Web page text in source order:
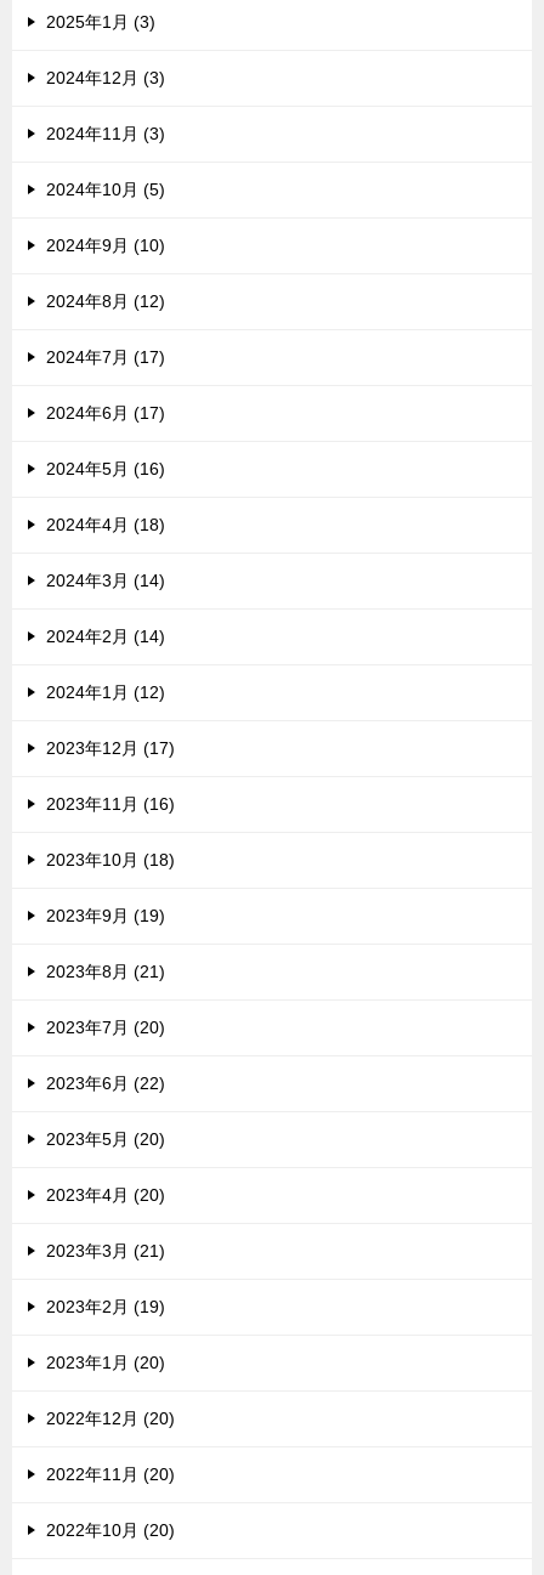
2025年1月 (3)
2024年12月 (3)
2024年11月 (3)
2024年10月 (5)
2024年9月 (10)
2024年8月 (12)
2024年7月 (17)
2024年6月 (17)
2024年5月 (16)
2024年4月 (18)
2024年3月 (14)
2024年2月 (14)
2024年1月 (12)
2023年12月 (17)
2023年11月 (16)
2023年10月 (18)
2023年9月 (19)
2023年8月 (21)
2023年7月 (20)
2023年6月 (22)
2023年5月 (20)
2023年4月 (20)
2023年3月 (21)
2023年2月 (19)
2023年1月 (20)
2022年12月 (20)
2022年11月 (20)
2022年10月 (20)